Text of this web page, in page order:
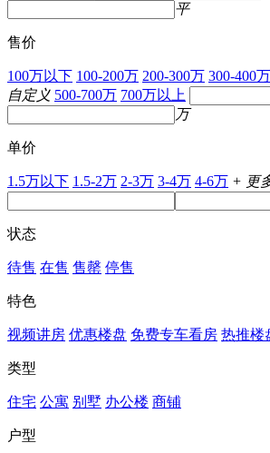
平
售价
100万以下 100-200万 200-300万 300-400万
自定义 500-700万 700万以上
万
单价
1.5万以下 1.5-2万 2-3万 3-4万 4-6万 + 更
状态
待售 在售 售罄 停售
特色
视频讲房 优惠楼盘 免费专车看房 热推楼
类型
住宅 公寓 别墅 办公楼 商铺
户型